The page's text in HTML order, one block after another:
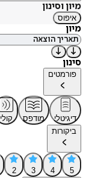
מיון וסינון
איפוס
מיון
סינון
פורמטים
דיגיטלי מודפס
קולי
ביקורות
5
4
3
2